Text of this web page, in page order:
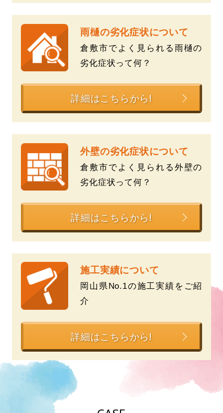
雨樋の劣化症状について
倉敷市でよく見られる雨樋の
劣化症状って何？
詳細はこちらから!
外壁の劣化症状について
倉敷市でよく見られる外壁の
劣化症状って何？
詳細はこちらから!
施工実績について
岡山県No.1の施工実績をご紹
介
詳細はこちらから!